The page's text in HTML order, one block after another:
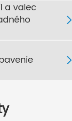
a valec

